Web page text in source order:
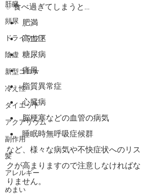
肝臓
頻尿
ドライマウス
陰虚
新型コロナ
冷え性
ダイエット
アクアリウム
副作用
髪
アレルギー
めまい
✅食べ過ぎてしまうと…
肥満
高血圧
糖尿病
痛風
脂質異常症
心臓病
脳梗塞などの血管の病気
睡眠時無呼吸症候群
など、様々な病気や不快症状へのリス
クが高まりますので注意しなければな
りません。